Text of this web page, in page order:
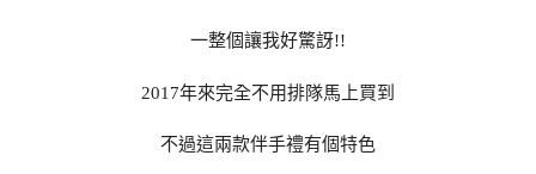
一整個讓我好驚訝!!
2017年來完全不用排隊馬上買到
不過這兩款伴手禮有個特色